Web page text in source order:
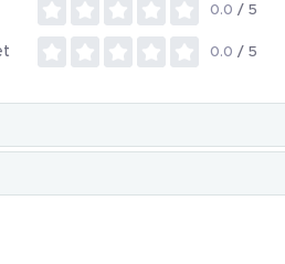
0.0 / 5
0.0 / 5